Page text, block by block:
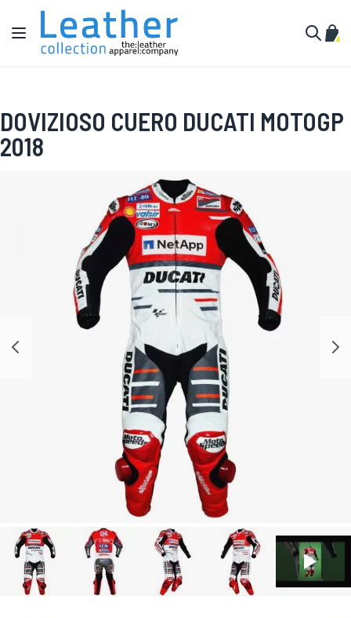
Ir al contenido
Toggle Nav
Mi
DOVIZIOSO CUERO DUCATI MOTOGP
2018